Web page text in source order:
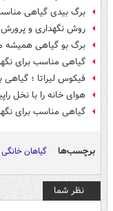
برگ بیدی گیاهی مناسب
روش نگهداری و
برگ بو گیاهی همیشه
گیاهی مناسب برای
فیکوس لیراتا ؛ گیاهی
هوای خانه را با نخل
گیاهی مناسب برای
برچسب‌ها گیاهان خانگی
نظر شما